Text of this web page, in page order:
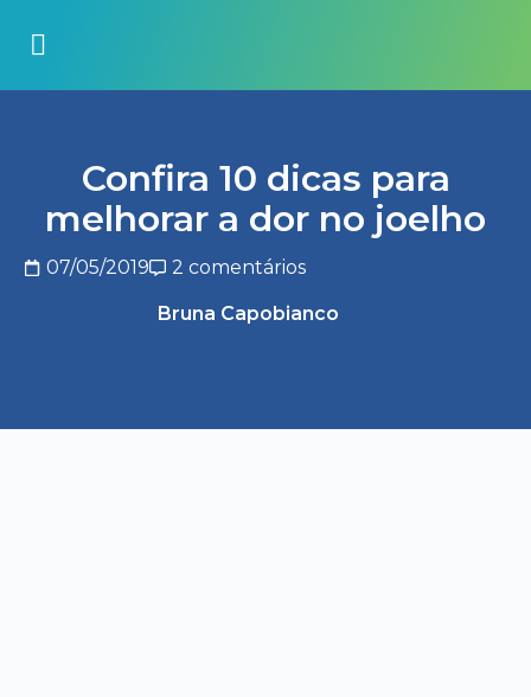
Confira 10 dicas para
melhorar a dor no joelho
07/05/2019 2 comentários
Bruna Capobianco